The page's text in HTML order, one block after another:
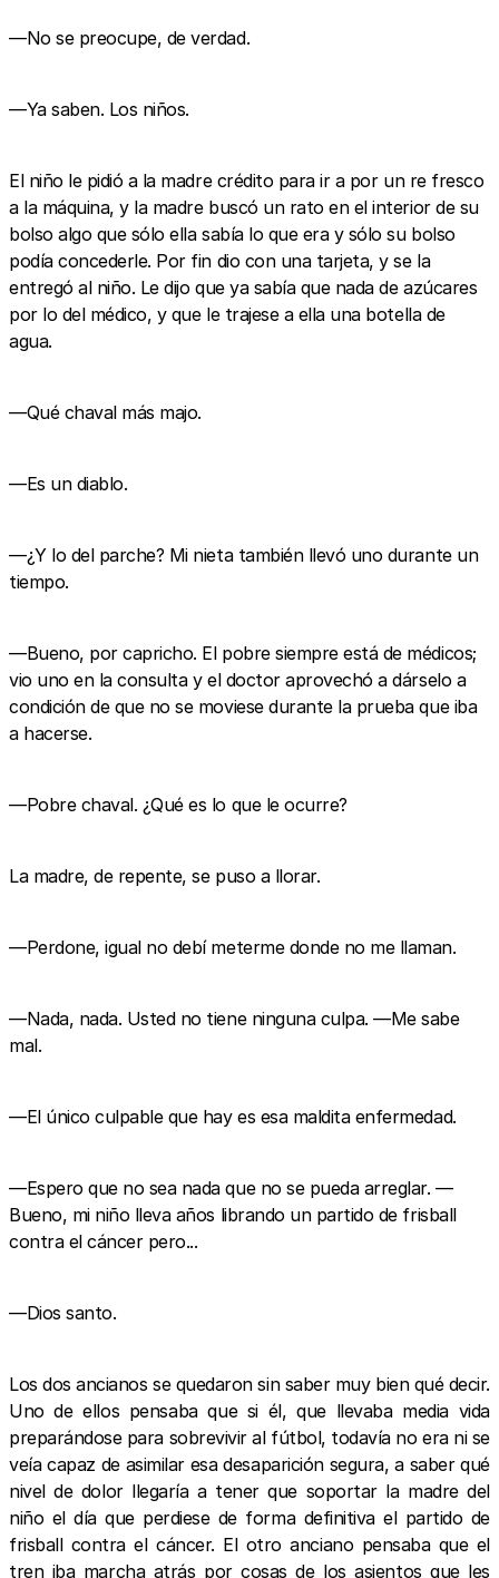
—No se preocupe, de verdad.
—Ya saben. Los niños.
El niño le pidió a la madre crédito para ir a por un re fresco
a la máquina, y la madre buscó un rato en el interior de su
bolso algo que sólo ella sabía lo que era y sólo su bolso
podía concederle. Por fin dio con una tarjeta, y se la
entregó al niño. Le dijo que ya sabía que nada de azúcares
por lo del médico, y que le trajese a ella una botella de
agua.
—Qué chaval más majo.
—Es un diablo.
—¿Y lo del parche? Mi nieta también llevó uno durante un
tiempo.
—Bueno, por capricho. El pobre siempre está de médicos;
vio uno en la consulta y el doctor aprovechó a dárselo a
condición de que no se moviese durante la prueba que iba
a hacerse.
—Pobre chaval. ¿Qué es lo que le ocurre?
La madre, de repente, se puso a llorar.
—Perdone, igual no debí meterme donde no me llaman.
—Nada, nada. Usted no tiene ninguna culpa. —Me sabe
mal.
—El único culpable que hay es esa maldita enfermedad.
—Espero que no sea nada que no se pueda arreglar. —
Bueno, mi niño lleva años librando un partido de frisball
contra el cáncer pero...
—Dios santo.
Los dos ancianos se quedaron sin saber muy bien qué decir.
Uno de ellos pensaba que si él, que llevaba media vida
preparándose para sobrevivir al fútbol, todavía no era ni se
veía capaz de asimilar esa desaparición segura, a saber qué
nivel de dolor llegaría a tener que soportar la madre del
niño el día que perdiese de forma definitiva el partido de
frisball contra el cáncer. El otro anciano pensaba que el
tren iba marcha atrás por cosas de los asientos que les